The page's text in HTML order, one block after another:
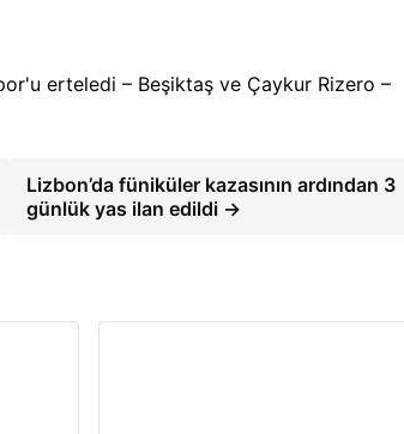
erteledi – Beşiktaş ve Çaykur Rizero –
Lizbon’da füniküler kazasının ardından 3
günlük yas ilan edildi →